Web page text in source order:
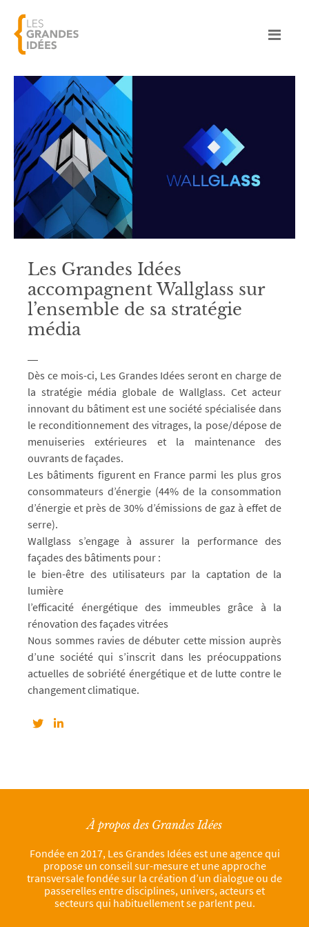
Les Grandes Idées
accompagnent Wallglass sur
l’ensemble de sa stratégie
média
Dès ce mois-ci, Les Grandes Idées seront en charge de
la stratégie média globale de Wallglass. Cet acteur
innovant du bâtiment est une société spécialisée dans
le reconditionnement des vitrages, la pose/dépose de
menuiseries extérieures et la maintenance des
ouvrants de façades.
Les bâtiments figurent en France parmi les plus gros
consommateurs d’énergie (44% de la consommation
d’énergie et près de 30% d’émissions de gaz à effet de
serre).
Wallglass s’engage à assurer la performance des
façades des bâtiments pour :
le bien-être des utilisateurs par la captation de la
lumière
l’efficacité énergétique des immeubles grâce à la
rénovation des façades vitrées
Nous sommes ravies de débuter cette mission auprès
d’une société qui s’inscrit dans les préocuppations
actuelles de sobriété énergétique et de lutte contre le
changement climatique.
À propos des Grandes Idées
Fondée en 2017, Les Grandes Idées est une agence qui
propose un conseil sur-mesure et une approche
transversale fondée sur la création d’un dialogue ou de
passerelles entre disciplines, univers, acteurs et
secteurs qui habituellement se parlent peu.